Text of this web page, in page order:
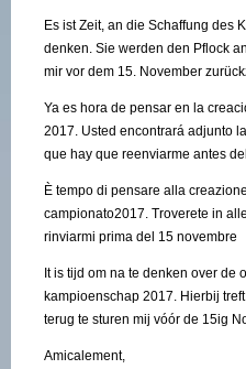
Es ist Zeit, an die Schaffung des
denken. Sie werden den Pflock
mir vor dem 15. November
Ya es hora de pensar en la
2017. Usted encontrará adjunto
que hay que reenviarme antes
È tempo di pensare alla
campionato2017. Troverete in
rinviarmi prima del 15 novembre
It is tijd om na te denken over de
kampioenschap 2017. Hierbij
terug te sturen mij vóór de 15ig
Amicalement,